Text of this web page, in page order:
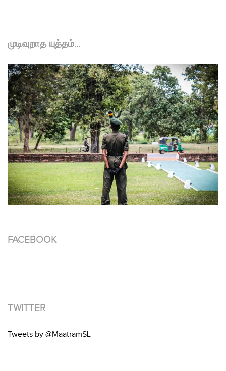
முடிவுறாத யுத்தம்…
FACEBOOK
TWITTER
Tweets by @MaatramSL